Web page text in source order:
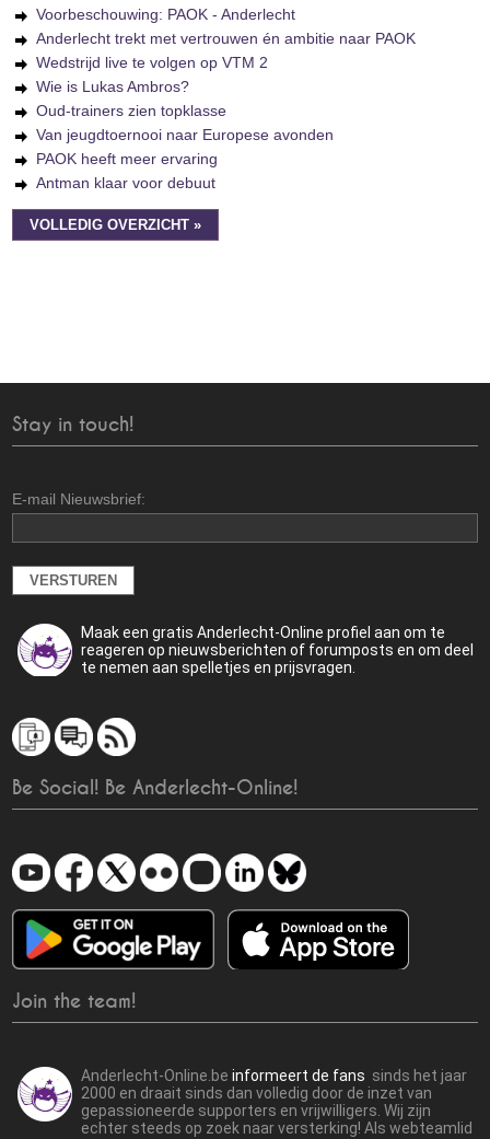
Voorbeschouwing: PAOK - Anderlecht
Anderlecht trekt met vertrouwen én ambitie naar PAOK
Wedstrijd live te volgen op VTM 2
Wie is Lukas Ambros?
Oud-trainers zien topklasse
Van jeugdtoernooi naar Europese avonden
PAOK heeft meer ervaring
Antman klaar voor debuut
VOLLEDIG OVERZICHT »
Stay in touch!
E-mail Nieuwsbrief:
Maak een gratis Anderlecht-Online profiel aan om te
reageren op nieuwsberichten of forumposts en om deel
te nemen aan spelletjes en prijsvragen.
Be Social! Be Anderlecht-Online!
Join the team!
Anderlecht-Online.beinformeert de fans sinds het jaar
2000 en draait sinds dan volledig door de inzet van
gepassioneerde supporters en vrijwilligers. Wij zijn
echter steeds op zoek naar versterking! Als webteamlid